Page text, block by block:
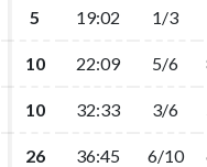
5 19:02 1/3
10 22:09 5/6
10 32:33 3/6
26 36:45 6/10
5 19:02 1/3
10 22:09 5/6
10 32:33 3/6
26 36:45 6/10